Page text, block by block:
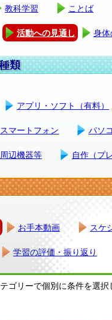
教科学習 ことば
活動への見通し 身
アプリ・ソフト（有料）
スマートフォン パソ
周辺機器等 自作（プ
お手本動画 スケ
学習の評価・振り返り
ゴリーで個別に条件を選択